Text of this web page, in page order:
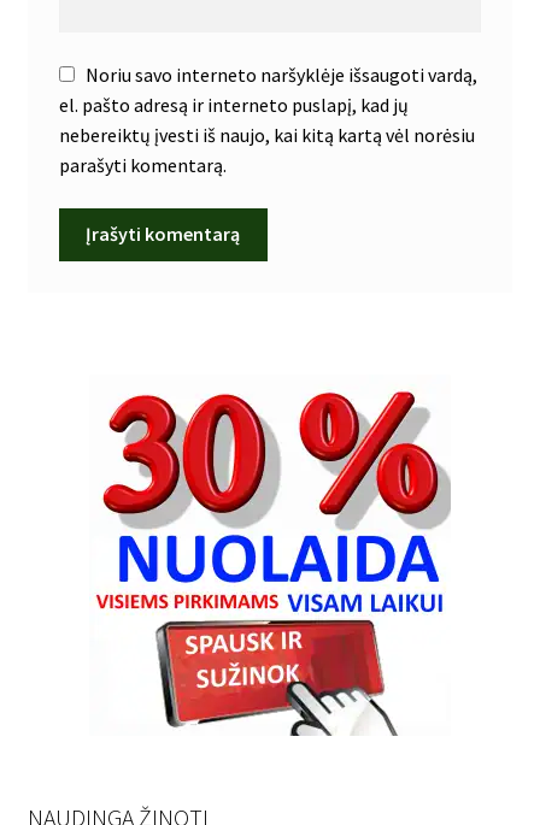
Noriu savo interneto naršyklėje išsaugoti vardą,
el. pašto adresą ir interneto puslapį, kad jų
nebereiktų įvesti iš naujo, kai kitą kartą vėl norėsiu
parašyti komentarą.
NAUDINGA ŽINOTI